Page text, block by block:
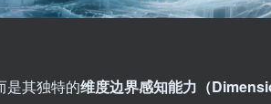
是其独特的维度边界感知能力（